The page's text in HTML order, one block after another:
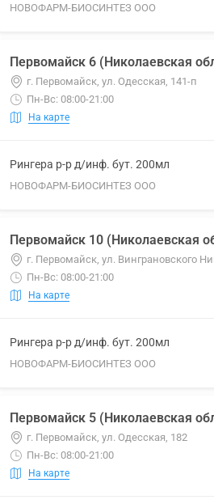
НОВОФАРМ-БИОСИНТЕЗ ООО
Первомайск 6 (Николаевская
г. Первомайск, ул. Одесская, 141-п
Пн-Вс: 08:00-21:00
На карте
Рингера р-р д/инф. бут. 200мл
НОВОФАРМ-БИОСИНТЕЗ ООО
Первомайск 10 (Николаевская
г. Первомайск, ул. Винграновского
Пн-Вс: 08:00-21:00
На карте
Рингера р-р д/инф. бут. 200мл
НОВОФАРМ-БИОСИНТЕЗ ООО
Первомайск 5 (Николаевская
г. Первомайск, ул. Одесская, 182
Пн-Вс: 08:00-21:00
На карте